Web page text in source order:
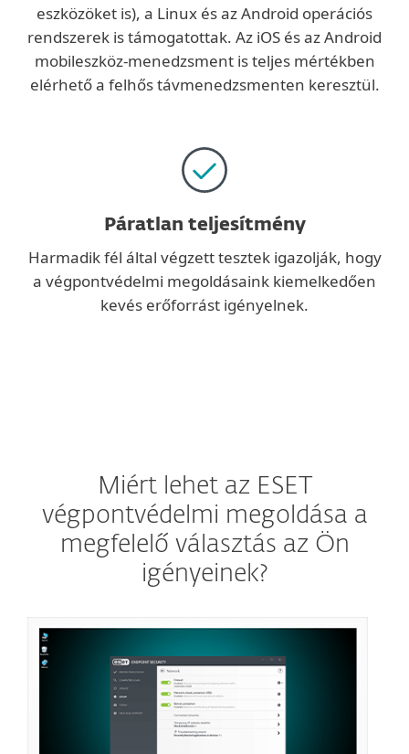
eszközöket is), a Linux és az Android operációs
rendszerek is támogatottak. Az iOS és az Android
mobileszköz-menedzsment is teljes mértékben
elérhető a felhős távmenedzsmenten keresztül.
Páratlan teljesítmény
Harmadik fél által végzett tesztek igazolják, hogy
a végpontvédelmi megoldásaink kiemelkedően
kevés erőforrást igényelnek.
Miért lehet az ESET
végpontvédelmi megoldása a
megfelelő választás az Ön
igényeinek?